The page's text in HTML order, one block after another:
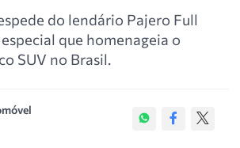
do lendário Pajero Full
que homenageia o
SUV no Brasil.